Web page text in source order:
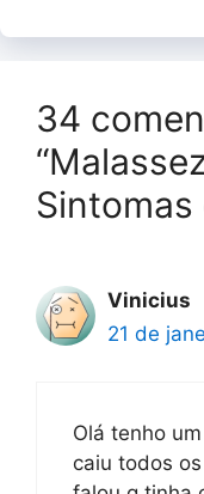
34
Sintomas
Vinicius
21 de
Olá tenho
caiu todos